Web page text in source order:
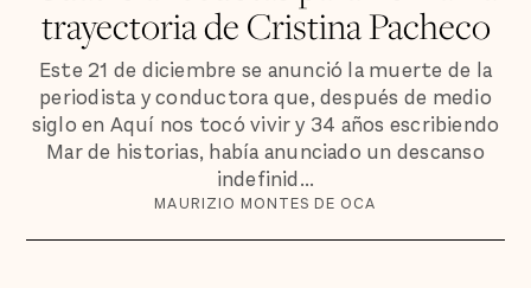
trayectoria de Cristina Pacheco
Este 21 de diciembre se anunció la muerte de la
periodista y conductora que, después de medio
siglo en Aquí nos tocó vivir y 34 años escribiendo
Mar de historias, había anunciado un descanso
indefinid...
MAURIZIO MONTES DE OCA